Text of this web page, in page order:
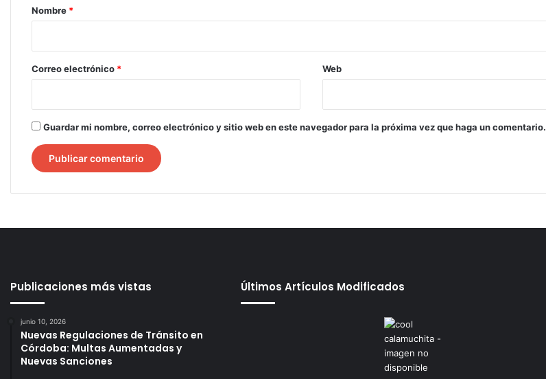
r
*
Nombre *
Correo electrónico * Web
Guardar mi nombre, correo electrónico y sitio web en este navegador para la próxima vez que haga un comentario.
Publicaciones más vistas
junio 10, 2026
Nuevas Regulaciones de Tránsito en
Córdoba: Multas Aumentadas y
Nuevas Sanciones
Últimos Artículos Modificados